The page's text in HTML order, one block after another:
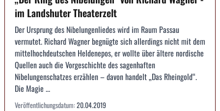
im Landshuter Theaterzelt
Der Ursprung des Nibelungenliedes wird im Raum Passau
vermutet. Richard Wagner begnügte sich allerdings nicht mit dem
mittelhochdeutschen Heldenepos, er wollte über ältere nordische
Quellen auch die Vorgeschichte des sagenhaften
Nibelungenschatzes erzählen – davon handelt „Das Rheingold“.
Die Magie ...
Veröffentlichungsdatum:20.04.2019